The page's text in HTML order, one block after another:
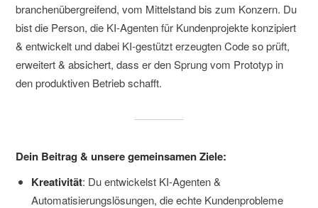
branchenübergreifend, vom Mittelstand bis zum Konzern. Du
bist die Person, die KI-Agenten für Kundenprojekte konzipiert
& entwickelt und dabei KI-gestützt erzeugten Code so prüft,
erweitert & absichert, dass er den Sprung vom Prototyp in
den produktiven Betrieb schafft.
Dein Beitrag & unsere gemeinsamen Ziele:
Kreativität: Du entwickelst KI-Agenten &
Automatisierungslösungen, die echte Kundenprobleme